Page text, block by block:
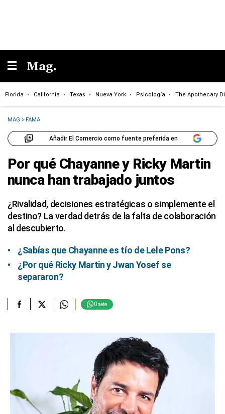
Florida California Texas Nueva York Psicología The Apothecary
MAG >FAMA
Añadir El Comercio como fuente preferida en
Por qué Chayanne y Ricky Martin
nunca han trabajado juntos
¿Rivalidad, decisiones estratégicas o simplemente el
destino? La verdad detrás de la falta de colaboración
al descubierto.
¿Sabías que Chayanne es tío de Lele Pons?
¿Por qué Ricky Martin y Jwan Yosef se
separaron?
Únete